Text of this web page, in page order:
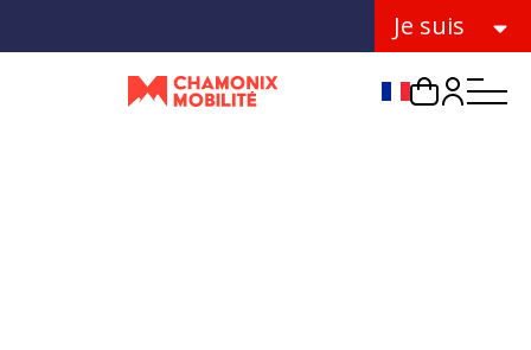
Je suis
Choix de la